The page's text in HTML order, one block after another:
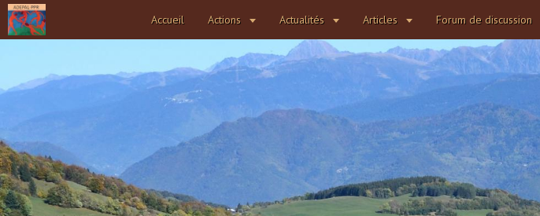
Accueil Actions Actualités Articles Forum de discussion